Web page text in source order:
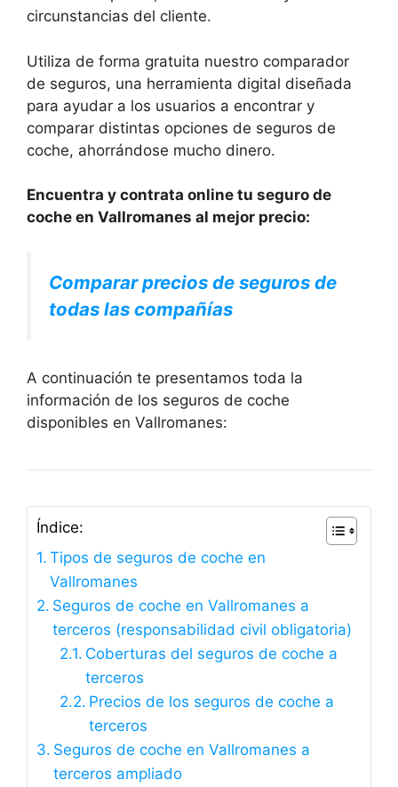
circunstancias del cliente.
Utiliza de forma gratuita nuestro comparador
de seguros, una herramienta digital diseñada
para ayudar a los usuarios a encontrar y
comparar distintas opciones de seguros de
coche, ahorrándose mucho dinero.
Encuentra y contrata online tu seguro de
coche en Vallromanes al mejor precio:
Comparar precios de seguros de
todas las compañías
A continuación te presentamos toda la
información de los seguros de coche
disponibles en Vallromanes:
Índice:
Tipos de seguros de coche en
Vallromanes
Seguros de coche en Vallromanes a
terceros (responsabilidad civil obligatoria)
Coberturas del seguros de coche a
terceros
Precios de los seguros de coche a
terceros
Seguros de coche en Vallromanes a
terceros ampliado